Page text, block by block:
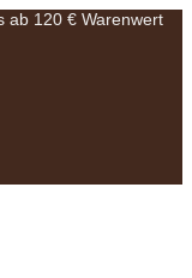
ab 120 € Warenwert